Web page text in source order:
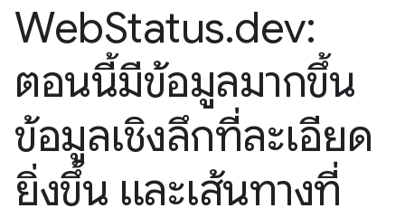
WebStatus.dev:
ตอนนี้มีข้อมูลมากขึ้น
ข้อมูลเชิงลึกที่ละเอียด
ยิ่งขึ้น และเส้นทางที่